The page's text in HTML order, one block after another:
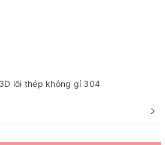
lõi thép không gỉ 304